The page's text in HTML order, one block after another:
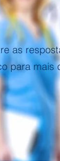
as
para mais